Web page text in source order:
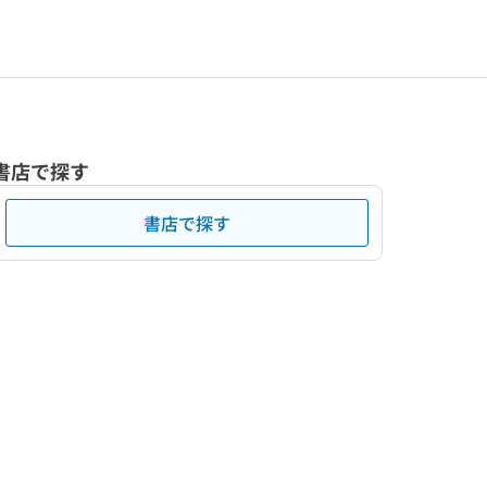
店で探す
書店で探す